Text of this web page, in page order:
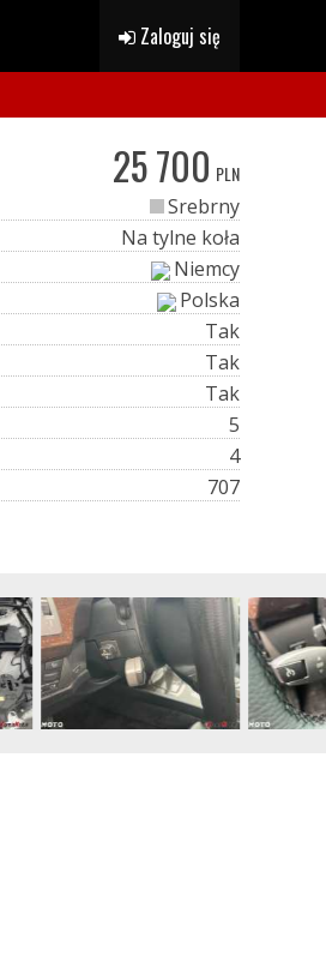
Zaloguj się
25 700 PLN
Srebrny
Na tylne koła
Niemcy
Polska
Tak
Tak
Tak
5
4
707